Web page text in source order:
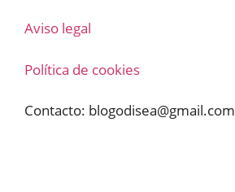
Aviso legal
Política de cookies
Contacto: blogodisea@gmail.com